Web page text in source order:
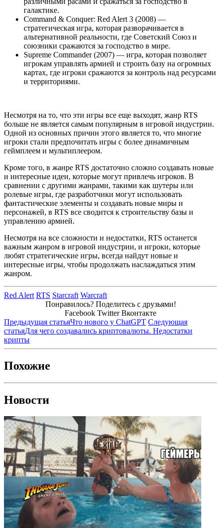
галактике.
Command & Conquer: Red Alert 3 (2008) —
стратегическая игра, которая разворачивается в
альтернативной реальности, где Советский Союз и
союзники сражаются за господство в мире.
Supreme Commander (2007) — игра, которая позволяет
игрокам управлять армией и строить базу на огромных
картах, где игроки сражаются за контроль над ресурсами
и территориями.
Несмотря на то, что эти игры все еще выходят, жанр RTS
больше не является самым популярным в игровой индустрии.
Одной из основных причин этого является то, что многие
игроки стали предпочитать игры с более динамичным
геймплеем и мультиплеером.
Кроме того, в жанре RTS достаточно сложно создавать новые
и интересные идеи, которые могут привлечь игроков. В
сравнении с другими жанрами, такими как шутеры или
ролевые игры, где разработчики могут использовать
фантастические элементы и создавать новые миры и
персонажей, в RTS все сводится к строительству базы и
управлению армией.
Несмотря на все сложности и недостатки, RTS останется
важным жанром в игровой индустрии, и игроки, которые
любят стратегические игры, всегда найдут новые и
интересные игры, чтобы продолжать наслаждаться этим
жанром.
Red Alert RTS Starcraft Warcraft
Понравилось? Поделитесь с друзьями!
Facebook Twitter Вконтакте
Предыдущая статьяЧто нового у ChatGPT Следующая
статьяДля чего создавались криптовалюты. Недостатки
крипты
Похожие
Новости